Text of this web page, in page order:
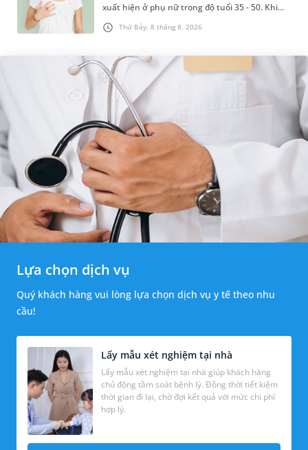
Thứ Bảy, 8 tháng 8, 2026
xuất hiện ở phụ nữ trong độ tuổi 35 - 50. Khi
được chẩn đoán mắc bệnh, nhiều người
thường băn khoăn u nang tuyến v...
Lựa chọn dịch vụ
Quý khách hàng vui lòng lựa chọn dịch vụ y tế theo nhu
cầu!
Lấy mẫu xét nghiệm tại nhà
Lấy mẫu xét nghiệm tại nhà giúp khách hàng
chủ động tầm soát bệnh lý. Đồng thời tiết kiệm
thời gian đi lại, chờ đợi kết quả với mức chi phí
hợp lý.